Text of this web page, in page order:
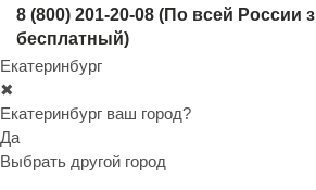
8 (800) 201-20-08 (По всей России
бесплатный)
Екатеринбург
✖
Екатеринбург ваш город?
Да
Выбрать другой город